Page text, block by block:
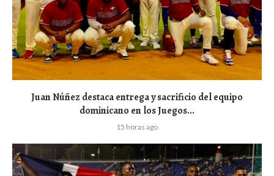
Juan Núñez destaca entrega y sacrificio del equipo
dominicano en los Juegos...
15 horas ago